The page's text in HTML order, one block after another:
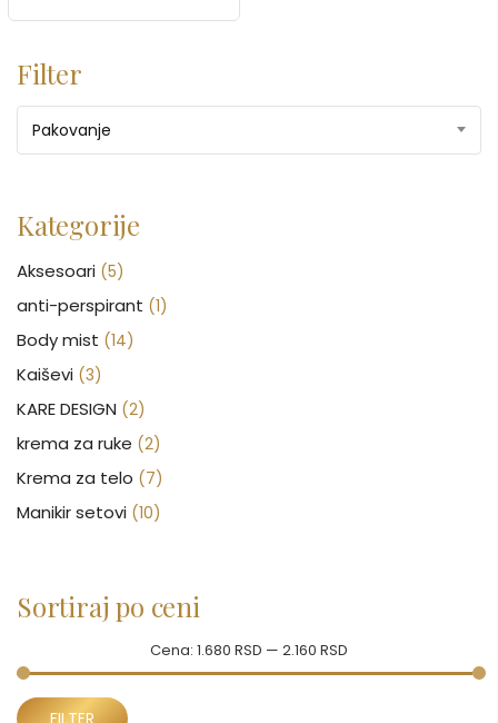
Filter
Pakovanje
Kategorije
Aksesoari (5)
anti-perspirant (1)
Body mist (14)
Kaiševi (3)
KARE DESIGN (2)
krema za ruke (2)
Krema za telo (7)
Manikir setovi (10)
Nega lica (88)
Neseseri
Sortiraj po ceni
Cena: 1.680 RSD — 2.160 RSD